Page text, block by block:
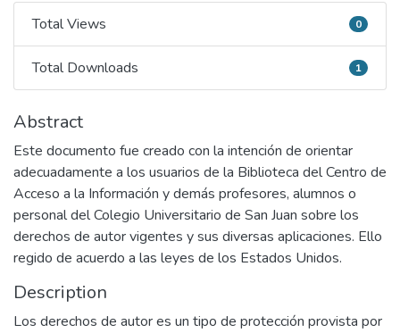
Total Views
Total Views 0
Total Downloads
Total Downloads 1
Abstract
Este documento fue creado con la intención de orientar
adecuadamente a los usuarios de la Biblioteca del Centro de
Acceso a la Información y demás profesores, alumnos o
personal del Colegio Universitario de San Juan sobre los
derechos de autor vigentes y sus diversas aplicaciones. Ello
regido de acuerdo a las leyes de los Estados Unidos.
Description
Los derechos de autor es un tipo de protección provista por